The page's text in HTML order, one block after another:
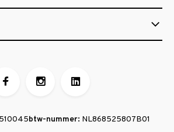
btw-nummer: NL868525807B01